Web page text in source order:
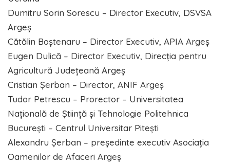
Dumitru Sorin Sorescu – Director Executiv, DSVSA
Argeș
Cătălin Boștenaru – Director Executiv, APIA Argeș
Eugen Dulică – Director Executiv, Direcția pentru
Agricultură Județeană Argeș
Cristian Șerban – Director, ANIF Argeș
Tudor Petrescu – Prorector – Universitatea
Națională de Știință și Tehnologie Politehnica
București – Centrul Universitar Pitești
Alexandru Șerban – președinte executiv Asociația
Oamenilor de Afaceri Argeș